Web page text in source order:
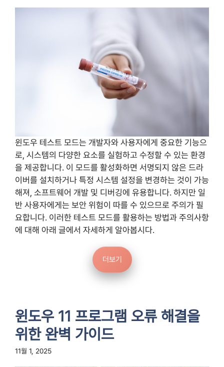
윈도우 테스트 모드는 개발자와 사용자에게 중요한 기능으
로, 시스템의 다양한 요소를 실험하고 수정할 수 있는 환경
을 제공합니다. 이 모드를 활성화하면 서명되지 않은 드라
이버를 설치하거나 특정 시스템 설정을 변경하는 것이 가능
해져, 소프트웨어 개발 및 디버깅에 유용합니다. 하지만 일
반 사용자에게는 보안 위험이 따를 수 있으므로 주의가 필
요합니다. 이러한 테스트 모드를 활용하는 방법과 주의사항
에 대해 아래 글에서 자세하게 알아봅시다.
더보기
윈도우 11 프로그램 오류 해결을
위한 완벽 가이드
11월 1, 2025